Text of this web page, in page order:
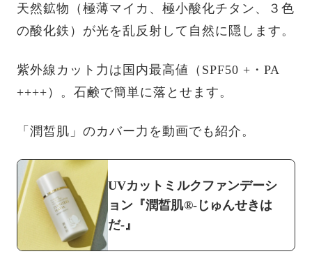
天然鉱物（極薄マイカ、極小酸化チタン、３色
の酸化鉄）が光を乱反射して自然に隠します。
紫外線カット力は国内最高値（SPF50 +・PA
++++）。石鹸で簡単に落とせます。
「潤皙肌」のカバー力を動画でも紹介。
UVカットミルクファンデーシ
ョン『潤皙肌®-じゅんせきは
だ-』